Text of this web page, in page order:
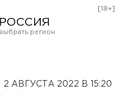
РОССИЯ
[18+]
2 АВГУСТА 2022 В 15:20